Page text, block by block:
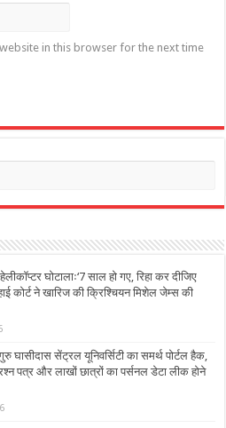
in this browser for the next time
घोटालाः‘7 साल हो गए, रिहा कर दीजिए
हाई कोर्ट ने खारिज की क्रिश्चियन मिशेल जेम्स की
घासीदास सेंट्रल यूनिवर्सिटी का समर्थ पोर्टल हैक,
पत्र और लाखों छात्रों का पर्सनल डेटा लीक होने